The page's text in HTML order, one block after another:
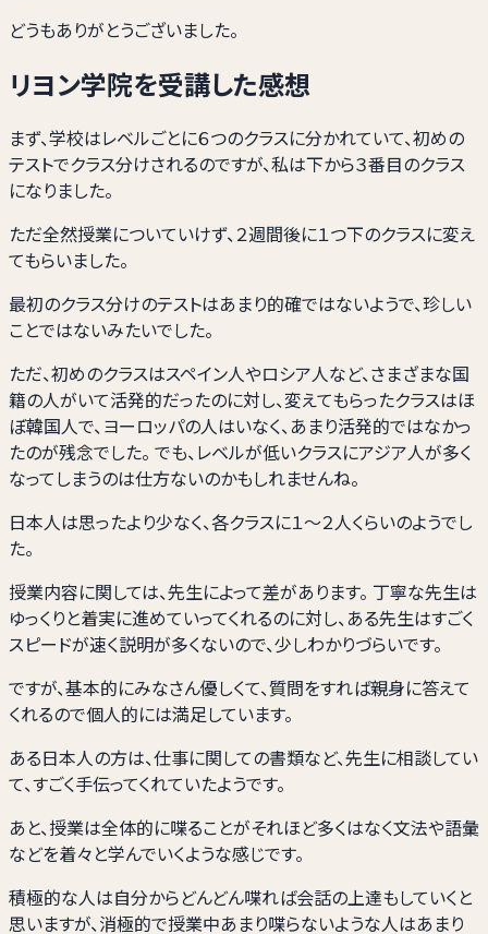
どうもありがとうございました。
リヨン学院を受講した感想
まず、学校はレベルごとに６つのクラスに分かれていて、初めの
テストでクラス分けされるのですが、私は下から３番目のクラス
になりました。
ただ全然授業についていけず、２週間後に１つ下のクラスに変え
てもらいました。
最初のクラス分けのテストはあまり的確ではないようで、珍しい
ことではないみたいでした。
ただ、初めのクラスはスペイン人やロシア人など、さまざまな国
籍の人がいて活発的だったのに対し、変えてもらったクラスはほ
ぼ韓国人で、ヨーロッパの人はいなく、あまり活発的ではなかっ
たのが残念でした。 でも、レベルが低いクラスにアジア人が多く
なってしまうのは仕方ないのかもしれませんね。
日本人は思ったより少なく、各クラスに１～２人くらいのようでし
た。
授業内容に関しては、先生によって差があります。 丁寧な先生は
ゆっくりと着実に進めていってくれるのに対し、ある先生はすごく
スピードが速く説明が多くないので、少しわかりづらいです。
ですが、基本的にみなさん優しくて、質問をすれば親身に答えて
くれるので個人的には満足しています。
ある日本人の方は、仕事に関しての書類など、先生に相談してい
て、すごく手伝ってくれていたようです。
あと、授業は全体的に喋ることがそれほど多くはなく文法や語彙
などを着々と学んでいくような感じです。
積極的な人は自分からどんどん喋れば会話の上達もしていくと
思いますが、消極的で授業中あまり喋らないような人はあまり